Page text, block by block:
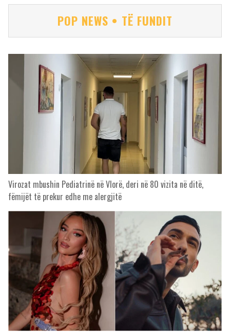
POP NEWS • TË FUNDIT
Virozat mbushin Pediatrinë në Vlorë, deri në 80 vizita në ditë,
fëmijët të prekur edhe me alergjitë